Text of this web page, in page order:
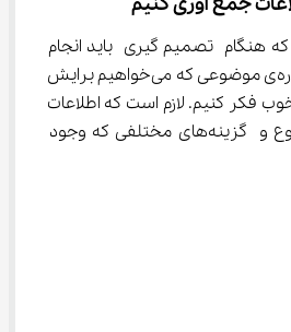
کاری که هنگام تصمیم گیری باید انجام
دهیم، این است که درباره‌ی موضوعی که می‌خواهیم برایش
فکر کنیم. لازم است که اطلاعات
کافی در مورد آن موضوع و گزینه‌های مختلفی که وجود